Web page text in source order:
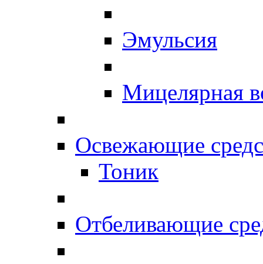
Эмульсия
Мицелярная
Освежающие
Тоник
Отбеливающие